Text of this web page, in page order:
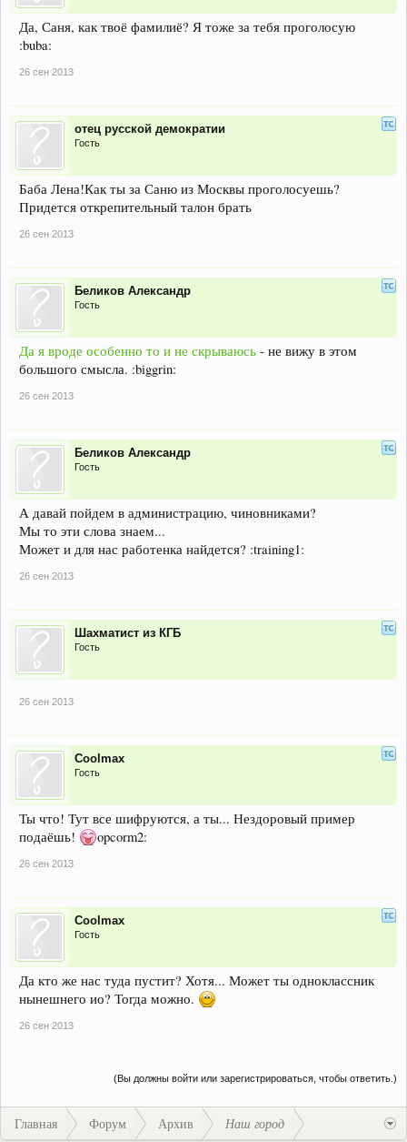
Да, Саня, как твоё фамилиё? Я тоже за тебя проголосую
:buba:
26 сен 2013
отец русской демократии
Гость
Баба Лена!Как ты за Саню из Москвы проголосуешь?
Придется открепительный талон брать
26 сен 2013
Беликов Александр
Гость
Да я вроде особенно то и не скрываюсь - не вижу в этом
большого смысла. :biggrin:
26 сен 2013
Беликов Александр
Гость
А давай пойдем в администрацию, чиновниками?
Мы то эти слова знаем...
Может и для нас работенка найдется? :training1:
26 сен 2013
Шахматист из КГБ
Гость
26 сен 2013
Coolmax
Гость
Ты что! Тут все шифруются, а ты... Нездоровый пример
подаёшь!
opcorm2:
26 сен 2013
Coolmax
Гость
Да кто же нас туда пустит? Хотя... Может ты одноклассник
нынешнего ио? Тогда можно.
26 сен 2013
(Вы должны войти или зарегистрироваться, чтобы ответить.)
Главная Форум Архив Наш город